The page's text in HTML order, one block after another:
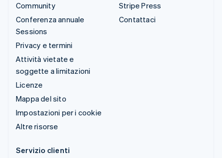
Community
Conferenza annuale
Sessions
Privacy e termini
Attività vietate e
soggette a limitazioni
Licenze
Mappa del sito
Impostazioni per i cookie
Altre risorse
Stripe Press
Contattaci
Servizio clienti